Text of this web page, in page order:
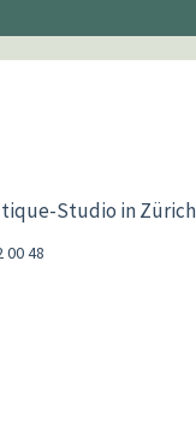
Studio in
00 48